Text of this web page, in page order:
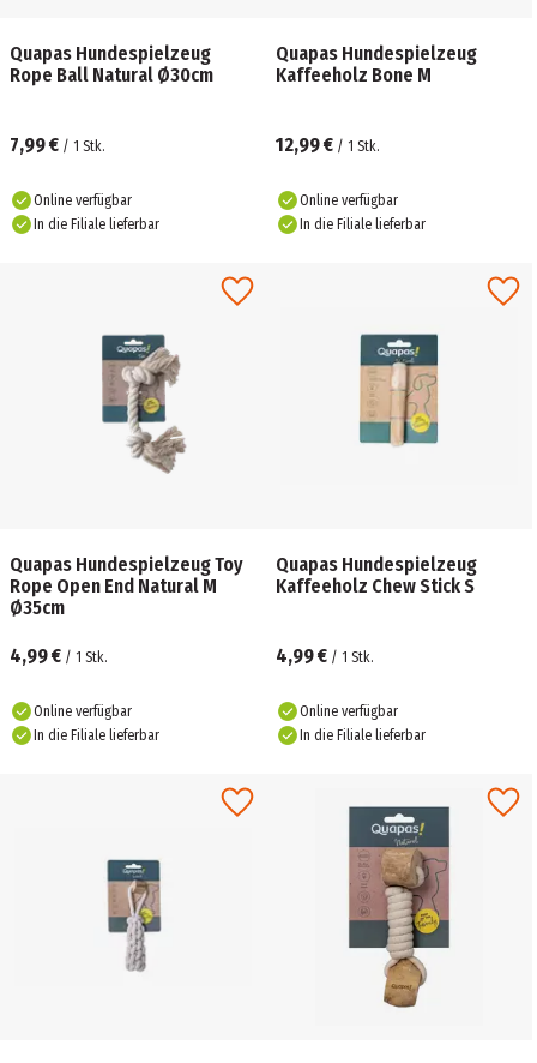
Quapas Hundespielzeug
Rope Ball Natural Ø30cm
7,99 € / 1 Stk.
Online verfügbar
In die Filiale lieferbar
Quapas Hundespielzeug
Kaffeeholz Bone M
12,99 € / 1 Stk.
Online verfügbar
In die Filiale lieferbar
Quapas Hundespielzeug Toy
Rope Open End Natural M
Ø35cm
4,99 € / 1 Stk.
Online verfügbar
In die Filiale lieferbar
Quapas Hundespielzeug
Kaffeeholz Chew Stick S
4,99 € / 1 Stk.
Online verfügbar
In die Filiale lieferbar